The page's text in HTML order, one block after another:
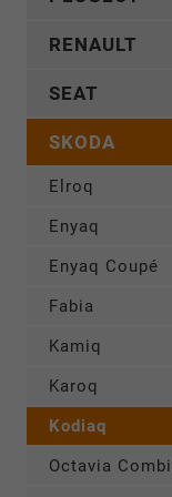
RENAULT
SEAT
SKODA
Elroq
Enyaq
Enyaq Coupé
Fabia
Kamiq
Karoq
Kodiaq
Octavia Combi